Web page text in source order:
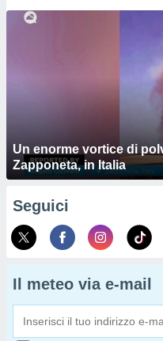
Un enorme vortice di
Zapponeta, in Italia
Seguici
Il meteo via e-mail